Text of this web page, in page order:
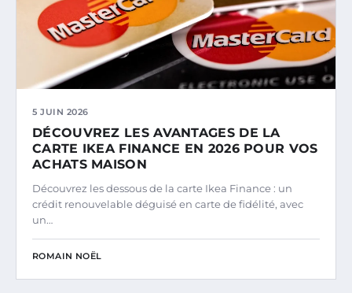
5 JUIN 2026
DÉCOUVREZ LES AVANTAGES DE LA
CARTE IKEA FINANCE EN 2026 POUR VOS
ACHATS MAISON
Découvrez les dessous de la carte Ikea Finance : un
crédit renouvelable déguisé en carte de fidélité, avec
un…
ROMAIN NOËL